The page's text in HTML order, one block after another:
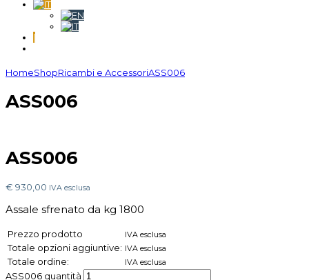
|
HomeShopRicambi e AccessoriASS006
ASS006
ASS006
€ 930,00 IVA esclusa
Assale sfrenato da kg 1800
Prezzo prodotto IVA esclusa
Totale opzioni aggiuntive: IVA esclusa
Totale ordine: IVA esclusa
ASS006 quantità